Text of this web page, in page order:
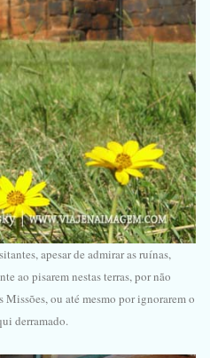
apesar de admirar as ruínas,
ao pisarem nestas terras, por não
Missões, ou até mesmo por ignorarem o
derramado.